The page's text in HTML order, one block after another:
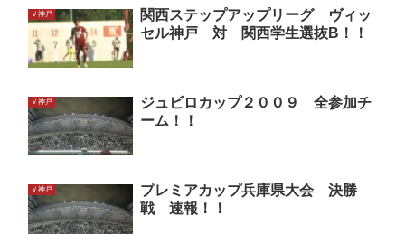
Ｖ神戸
関西ステップアップリーグ ヴィッ
セル神戸 対 関西学生選抜B！！
Ｖ神戸
ジュビロカップ２００９ 全参加チ
ーム！！
Ｖ神戸
プレミアカップ兵庫県大会 決勝
戦 速報！！